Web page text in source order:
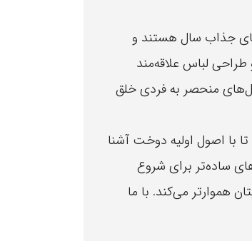
جذاب سال هستند و
طراحی لباس علاقه‌مند
منحصر به فردی خلق
اصول اولیه دوخت آشنا
ساده‌تر برای شروع
هموارتر می‌کند. با ما